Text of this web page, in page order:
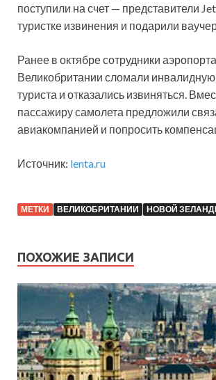
поступили на счет — представители
туристке извинения и подарили
Ранее в октябре сотрудники
Великобритании сломали инвалидную
туриста и отказались извиняться.
пассажиру самолета предложили
авиакомпанией и попросить
Источник: lenta.ru
МЕТКИ ВЕЛИКОБРИТАНИИ НОВОЙ
ПОХОЖИЕ ЗАПИСИ